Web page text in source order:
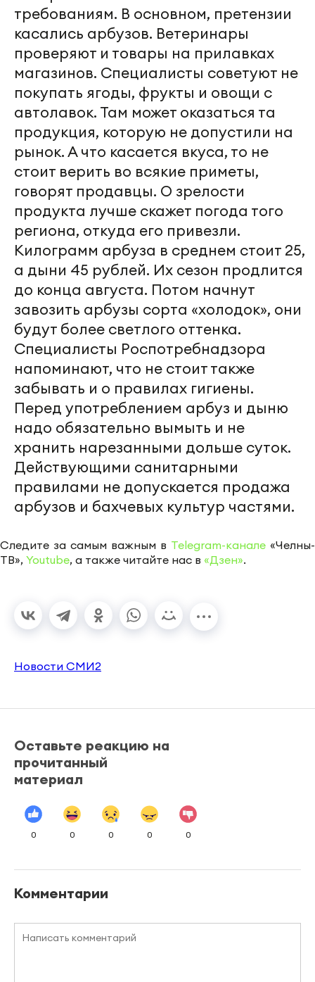
требованиям. В основном, претензии
касались арбузов. Ветеринары
проверяют и товары на прилавках
магазинов. Специалисты советуют не
покупать ягоды, фрукты и овощи с
автолавок. Там может оказаться та
продукция, которую не допустили на
рынок. А что касается вкуса, то не
стоит верить во всякие приметы,
говорят продавцы. О зрелости
продукта лучше скажет погода того
региона, откуда его привезли.
Килограмм арбуза в среднем стоит 25,
а дыни 45 рублей. Их сезон продлится
до конца августа. Потом начнут
завозить арбузы сорта «холодок», они
будут более светлого оттенка.
Специалисты Роспотребнадзора
напоминают, что не стоит также
забывать и о правилах гигиены.
Перед употреблением арбуз и дыню
надо обязательно вымыть и не
хранить нарезанными дольше суток.
Действующими санитарными
правилами не допускается продажа
арбузов и бахчевых культур частями.
Следите за самым важным в Telegram-канале «Челны-
ТВ», Youtube, а также читайте нас в «Дзен».
Новости СМИ2
Оставьте реакцию на
прочитанный
материал
0 0 0 0 0
Комментарии